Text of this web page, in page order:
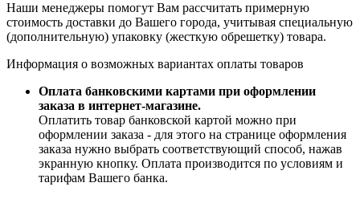
Наши менеджеры помогут Вам рассчитать примерную
стоимость доставки до Вашего города, учитывая специальную
(дополнительную) упаковку (жесткую обрешетку) товара.
Информация о возможных вариантах оплаты товаров
Оплата банковскими картами при оформлении
заказа в интернет-магазине.
Оплатить товар банковской картой можно при
оформлении заказа - для этого на странице оформления
заказа нужно выбрать соответствующий способ, нажав
экранную кнопку. Оплата производится по условиям и
тарифам Вашего банка.